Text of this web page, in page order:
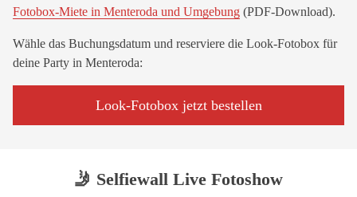
Fotobox-Miete in Menteroda und Umgebung (PDF-Download).
Wähle das Buchungsdatum und reserviere die Look-Fotobox für
deine Party in Menteroda:
Look-Fotobox jetzt bestellen
🤳 Selfiewall Live Fotoshow